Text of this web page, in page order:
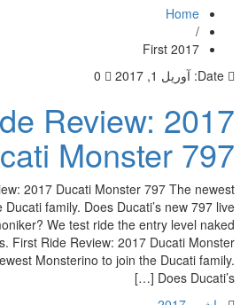
Home
/
First 2017
Date: آوریل 1, 2017 0
Review: 2017
Monster 797
2017 Ducati Monster 797 The newest
Ducati family. Does Ducati’s new 797 live
We test ride the entry level naked
First Ride Review: 2017 Ducati Monster
Monsterino to join the Ducati family.
Does Ducati’s […]